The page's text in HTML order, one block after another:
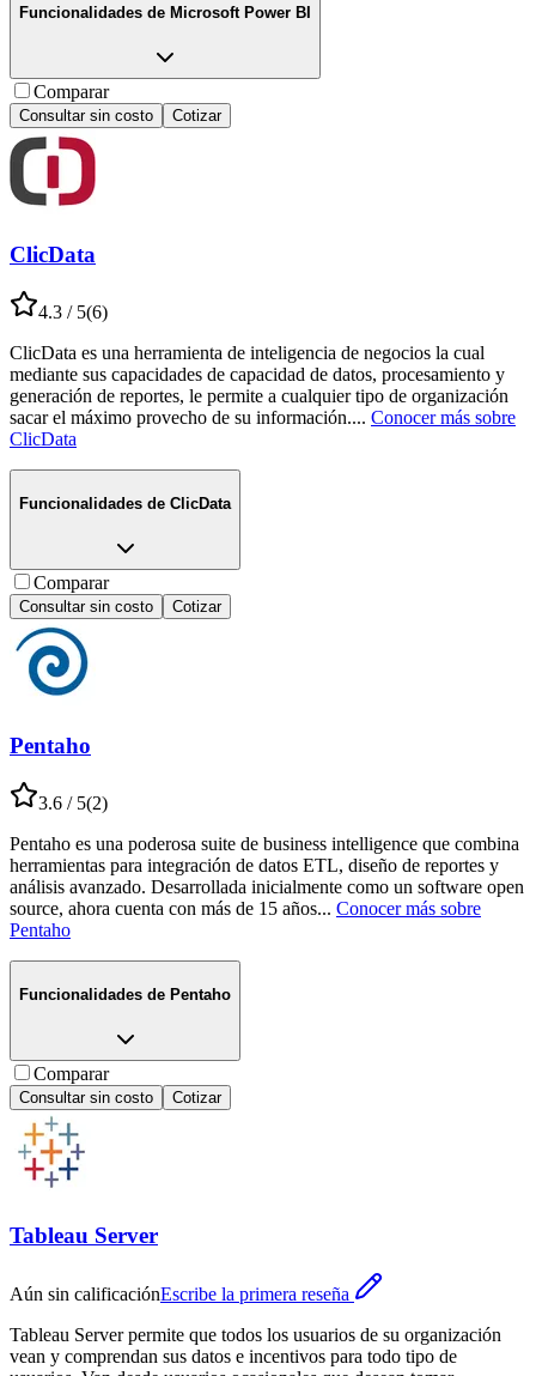
Funcionalidades de Microsoft Power BI
Comparar
Consultar sin costo Cotizar
ClicData
4.3 / 5(6)
ClicData es una herramienta de inteligencia de negocios la cual
mediante sus capacidades de capacidad de datos, procesamiento y
generación de reportes, le permite a cualquier tipo de organización
sacar el máximo provecho de su información.... Conocer más sobre
ClicData
Funcionalidades de ClicData
Comparar
Consultar sin costo Cotizar
Pentaho
3.6 / 5(2)
Pentaho es una poderosa suite de business intelligence que combina
herramientas para integración de datos ETL, diseño de reportes y
análisis avanzado. Desarrollada inicialmente como un software open
source, ahora cuenta con más de 15 años... Conocer más sobre
Pentaho
Funcionalidades de Pentaho
Comparar
Consultar sin costo Cotizar
Tableau Server
Aún sin calificaciónEscribe la primera reseña
Tableau Server permite que todos los usuarios de su organización
vean y comprendan sus datos e incentivos para todo tipo de